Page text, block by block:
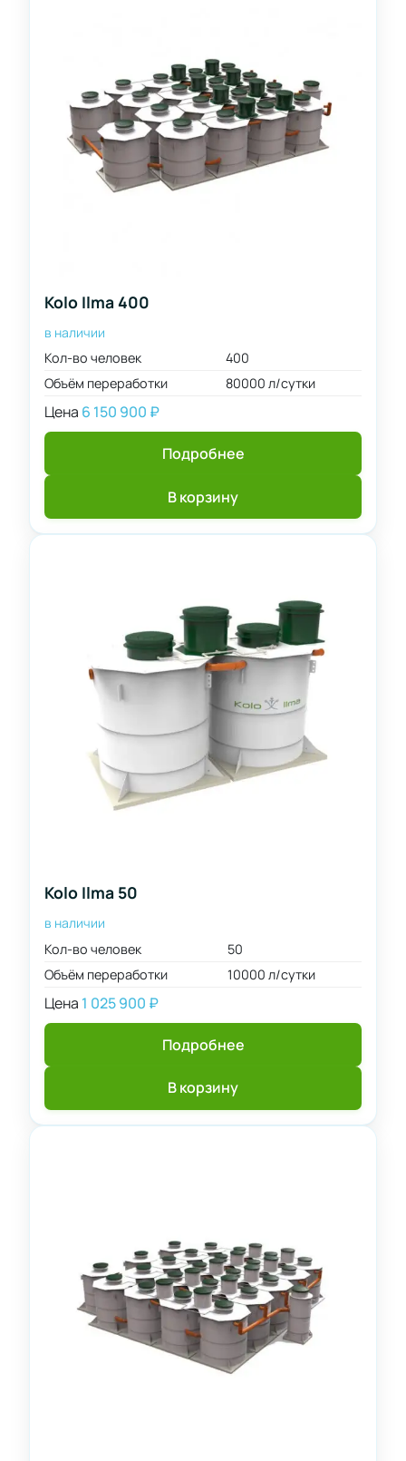
Kolo Ilma 400
в наличии
Кол-во человек
400
Объём переработки
80000 л/сутки
Цена 6 150 900 ₽
Подробнее
В корзину
Kolo Ilma 50
в наличии
Кол-во человек
50
Объём переработки
10000 л/сутки
Цена 1 025 900 ₽
Подробнее
В корзину